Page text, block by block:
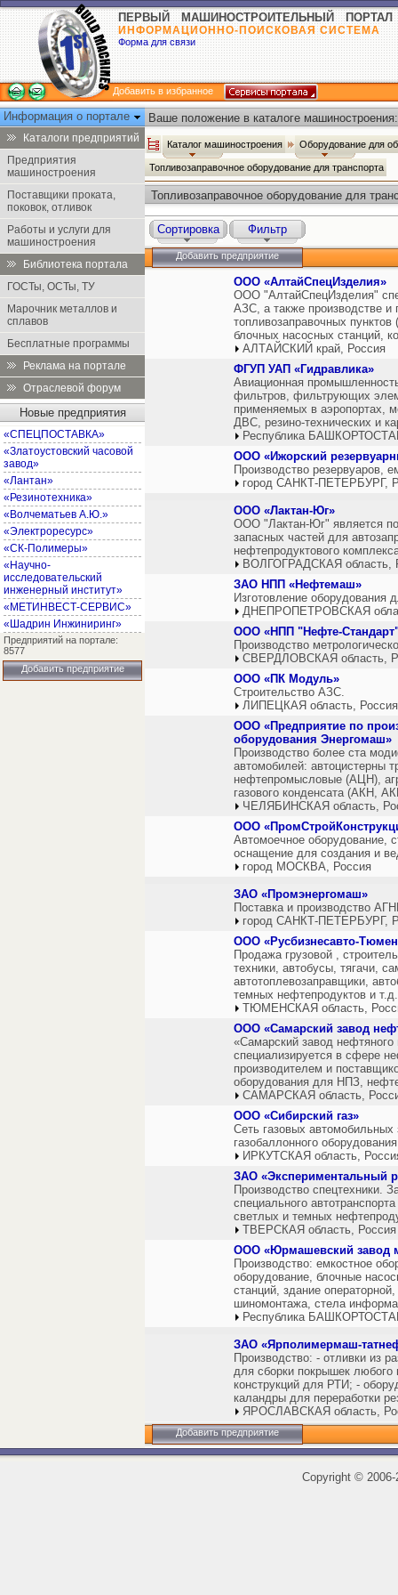
ПЕРВЫЙ МАШИНОСТРОИТЕЛЬНЫЙ ПОРТАЛ
ИНФОРМАЦИОННО-ПОИСКОВАЯ СИСТЕМА
Форма для связи
Добавить в избранное
Информация о портале
Каталоги предприятий
Предприятия
машиностроения
Поставщики проката,
поковок, отливок
Работы и услуги для
машиностроения
Библиотека портала
ГОСТы, ОСТы, ТУ
Марочник металлов и
сплавов
Бесплатные программы
Реклама на портале
Отраслевой форум
Новые предприятия
«СПЕЦПОСТАВКА»
«Златоустовский часовой
завод»
«Лантан»
«Резинотехника»
«Волчематьев А.Ю.»
«Электроресурс»
«СК-Полимеры»
«Научно-
исследовательский
инженерный институт»
«МЕТИНВЕСТ-СЕРВИС»
«Шадрин Инжиниринг»
Предприятий на портале:
8577
Добавить предприятие
Ваше положение в каталоге машиностроения:
Каталог машиностроения Оборудование для
Топливозаправочное оборудование для транспорта
Топливозаправочное оборудование для
Сортировка Фильтр
Добавить предприятие
ООО «АлтайСпецИзделия»
ООО "АлтайСпецИзделия"
АЗС, а также производстве и
топливозаправочных
блочных насосных станций,
АЛТАЙСКИЙ край, Россия
ФГУП УАП «Гидравлика»
Авиационная
фильтров, фильтрующих
применяемых в аэропортах,
ДВС, резино-технических и
Республика
ООО «Ижорский
Производство резервуаров,
город САНКТ-ПЕТЕРБУРГ,
ООО «Лактан-Юг»
ООО "Лактан-Юг" является
запасных частей для
нефтепродуктового
ВОЛГОГРАДСКАЯ область,
ЗАО НПП «Нефтемаш»
Изготовление
ДНЕПРОПЕТРОВСКАЯ
ООО «НПП "Нефте-
Производство
СВЕРДЛОВСКАЯ область,
ООО «ПК Модуль»
Строительство АЗС.
ЛИПЕЦКАЯ область, Россия
ООО «Предприятие по
оборудования Энергомаш»
Производство более ста
автомобилей: автоцистерны
нефтепромысловые (АЦН),
газового конденсата (АКН,
ЧЕЛЯБИНСКАЯ область,
ООО
Автомоечное оборудование,
оснащение для создания и
город МОСКВА, Россия
ЗАО «Промэнергомаш»
Поставка и производство
город САНКТ-ПЕТЕРБУРГ,
ООО «Русбизнесавто-
Продажа грузовой ,
техники, автобусы, тягачи,
автотоплевозаправщики,
темных нефтепродуктов и т.д.
ТЮМЕНСКАЯ область,
ООО «Самарский завод
«Самарский завод нефтяного
специализируется в сфере
производителем и
оборудования для НПЗ,
САМАРСКАЯ область,
ООО «Сибирский газ»
Сеть газовых автомобильных
газобаллонного
ИРКУТСКАЯ область,
ЗАО «Экспериментальный
Производство спецтехники.
специального
светлых и темных
ТВЕРСКАЯ область, Россия
ООО «Юрмашевский завод
Производство: емкостное
оборудование, блочные
станций, здание
шиномонтажа, стела
Республика
ЗАО «Ярполимермаш-
Производство: - отливки из
для сборки покрышек любого
конструкций для РТИ; -
каландры для переработки
ЯРОСЛАВСКАЯ область,
Добавить предприятие
Copyright ©